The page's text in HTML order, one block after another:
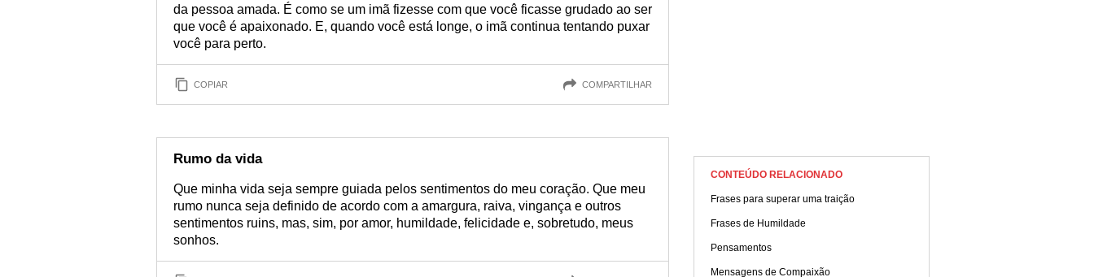
da pessoa amada. É como se um imã fizesse com que você ficasse grudado ao ser
que você é apaixonado. E, quando você está longe, o imã continua tentando puxar
você para perto.
COPIAR COMPARTILHAR
Rumo da vida
Que minha vida seja sempre guiada pelos sentimentos do meu coração. Que meu
rumo nunca seja definido de acordo com a amargura, raiva, vingança e outros
sentimentos ruins, mas, sim, por amor, humildade, felicidade e, sobretudo, meus
sonhos.
CONTEÚDO RELACIONADO
Frases para superar uma traição
Frases de Humildade
Pensamentos
Mensagens de Compaixão